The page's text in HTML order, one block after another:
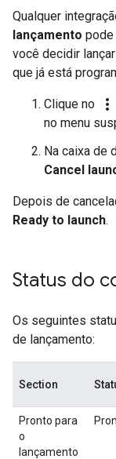
Qualquer
lançamento pode
você decidir
que já está
Clique no more_vert
no menu
Na caixa de
Cancel
Depois de
Ready to launch.
Status do
Os seguintes
de lançamento:
Section
Pronto para
o
lançamento